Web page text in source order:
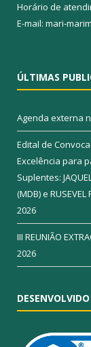
Horário de
E-mail: mari-
ÚLTIMAS
Agenda externa
Edital de
Excelência para
Suplentes:
(MDB) e RUSEVEL
2026
III REUNIÃO
2026